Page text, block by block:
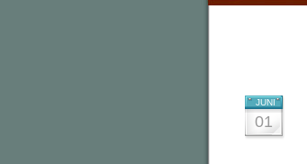
JUNI
01